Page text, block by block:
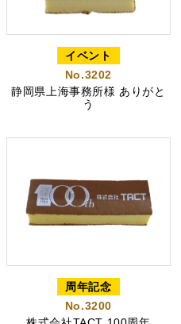
イベント
No.3202
静岡県上海事務所様 ありがと
う
周年記念
No.3200